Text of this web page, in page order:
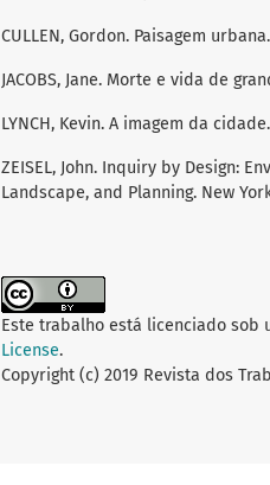
CULLEN, Gordon. Paisagem
JACOBS, Jane. Morte e vida de
LYNCH, Kevin. A imagem da
ZEISEL, John. Inquiry by Design:
Landscape, and Planning. New
Este trabalho está licenciado sob
License.
Copyright (c) 2019 Revista dos